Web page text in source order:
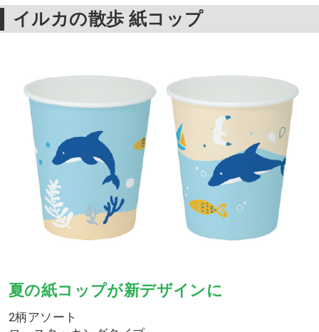
イルカの散歩 紙コップ
夏の紙コップが新デザインに
2柄アソート